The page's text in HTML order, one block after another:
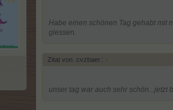
Habe einen schönen Tag gehabt mit
giessen.
Zitat von .cvzbaer.: ↑
unser tag war auch sehr schön...jetzt